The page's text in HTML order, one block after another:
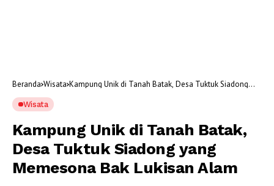
Beranda Wisata Kampung Unik di Tanah Batak, Desa Tuktuk Siadong
Wisata
Kampung Unik di Tanah Batak,
Desa Tuktuk Siadong yang
Memesona Bak Lukisan Alam